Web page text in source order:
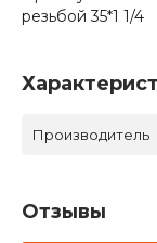
резьбой 35*1 1/4
Производитель
Отзывы